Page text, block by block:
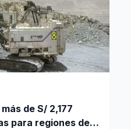
de S/ 2,177
para regiones del